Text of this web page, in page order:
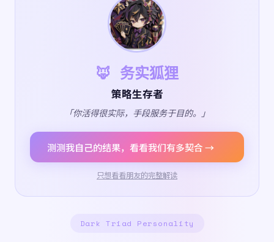
🦊 务实狐狸
策略生存者
「你活得很实际，手段服务于目的。」
测测我自己的结果，看看我们有多契合 →
只想看看朋友的完整解读
Dark Triad Personality